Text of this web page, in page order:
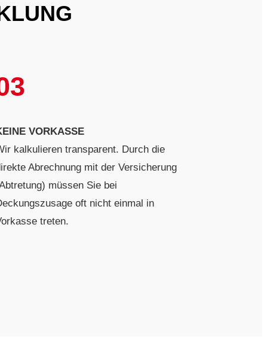
VORKASSE
kalkulieren transparent. Durch die
Abrechnung mit der Versicherung
müssen Sie bei
oft nicht einmal in
treten.